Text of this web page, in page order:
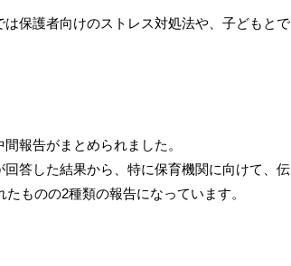
保護者向けのストレス対処法や、子どもとで
報告がまとめられました。
答した結果から、特に保育機関に向けて、伝
ものの2種類の報告になっています。